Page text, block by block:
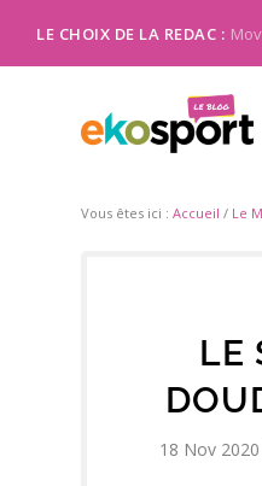
LE CHOIX DE LA REDAC :
Vous êtes ici :Accueil / Le
LE
18 Nov 2020